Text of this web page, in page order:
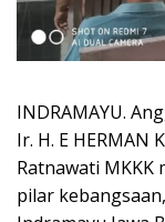
INDRAMAYU.
Ir. H. E HERMAN
Ratnawati
pilar